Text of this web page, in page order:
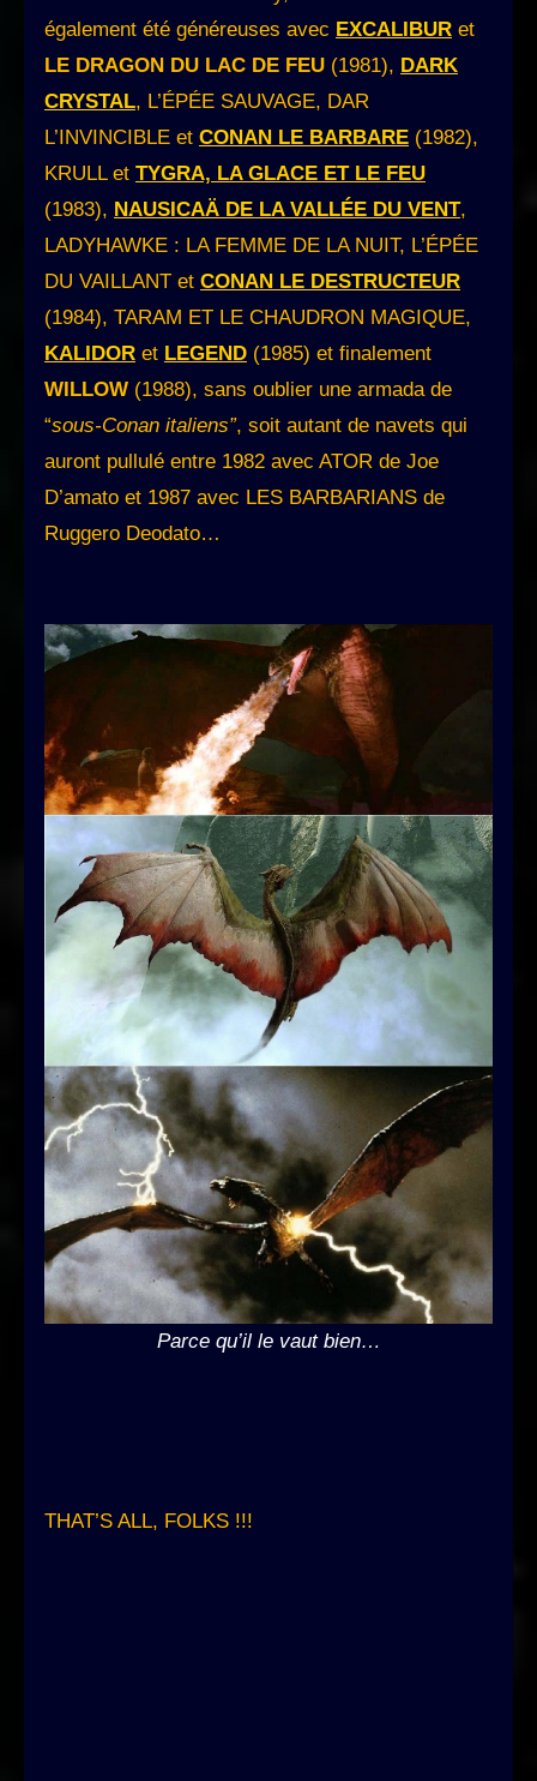
également été généreuses avec EXCALIBUR et
LE DRAGON DU LAC DE FEU (1981), DARK
CRYSTAL, L’ÉPÉE SAUVAGE, DAR
L’INVINCIBLE et CONAN LE BARBARE (1982),
KRULL et TYGRA, LA GLACE ET LE FEU
(1983), NAUSICAÄ DE LA VALLÉE DU VENT,
LADYHAWKE : LA FEMME DE LA NUIT, L’ÉPÉE
DU VAILLANT et CONAN LE DESTRUCTEUR
(1984), TARAM ET LE CHAUDRON MAGIQUE,
KALIDOR et LEGEND (1985) et finalement
WILLOW (1988), sans oublier une armada de
“sous-Conan italiens”, soit autant de navets qui
auront pullulé entre 1982 avec ATOR de Joe
D’amato et 1987 avec LES BARBARIANS de
Ruggero Deodato…
Parce qu’il le vaut bien…
THAT’S ALL, FOLKS !!!